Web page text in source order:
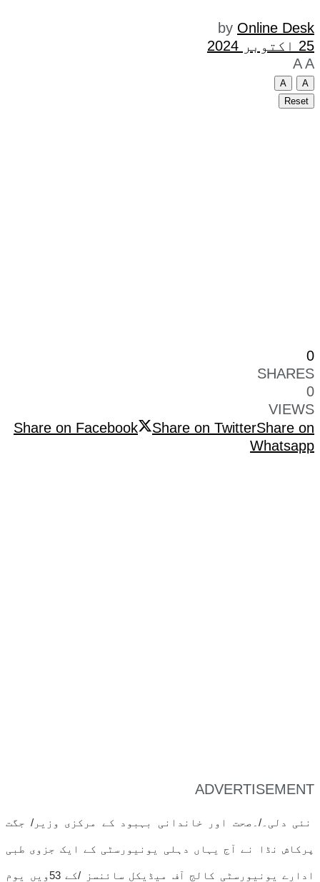
by Online Desk
25 اکتوبر 2024
A A
A
A
Reset
0
SHARES
0
VIEWS
Share on Facebook
Share on TwitterShare on
Whatsapp
ADVERTISEMENT
نئی دلی۔/۔صحت اور خاندانی بہبود کے مرکزی وزیر/ جگت
پرکاش نڈا نے آج یہاں دہلی یونیورسٹی کے ایک جزوی طبی
ادارے یونیورسٹی کالج آف میڈیکل سائنسز /کے 53ویں یوم